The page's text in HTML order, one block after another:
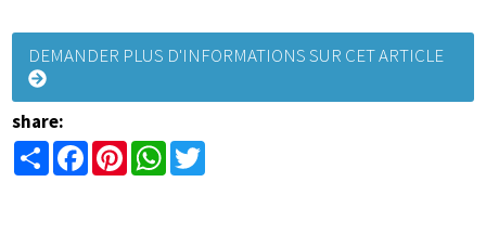
DEMANDER PLUS D'INFORMATIONS SUR CET ARTICLE
share:
ShareFacebookPinterestWhatsApp